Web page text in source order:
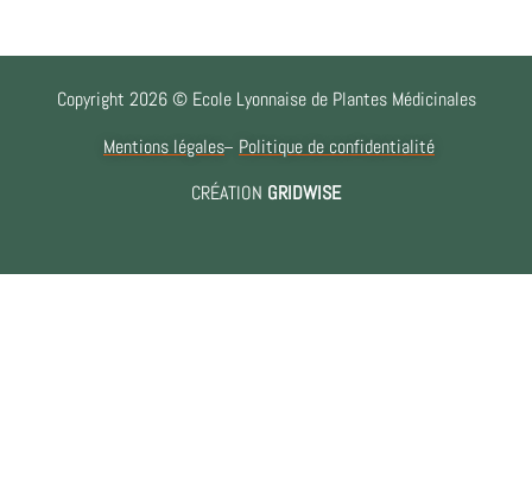
Copyright 2026 © Ecole Lyonnaise de Plantes Médicinales
Mentions légales
Politique de confidentialité
CRÉATION GRIDWISE